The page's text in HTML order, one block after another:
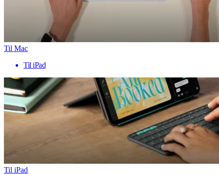
Til Mac
Til iPad
Til iPad